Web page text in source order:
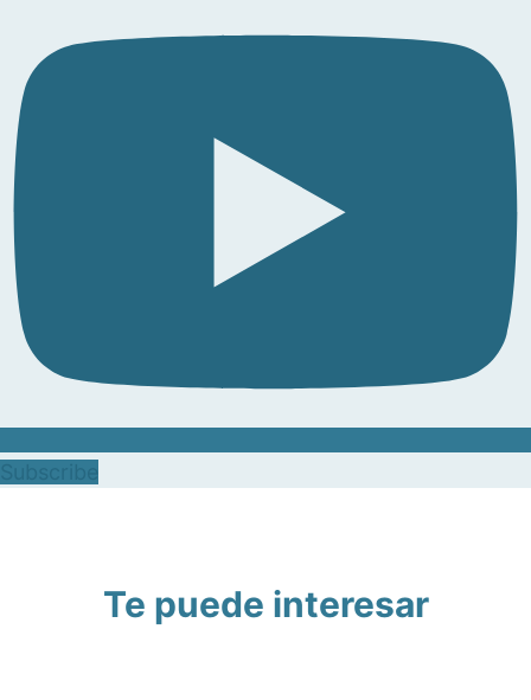
Te puede interesar